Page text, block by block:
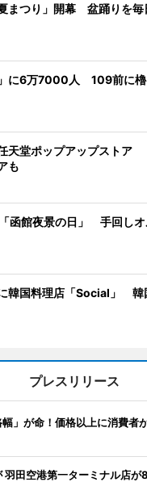
まつり」開幕 盆踊りを毎
」に6万7000人 109前に
天堂ポップアップストア
も
函館夜景の日」 手回しオ
韓国料理店「Social」 韓
プレスリリース
」が命！価格以上に消費者
羽田空港第一ターミナル店が